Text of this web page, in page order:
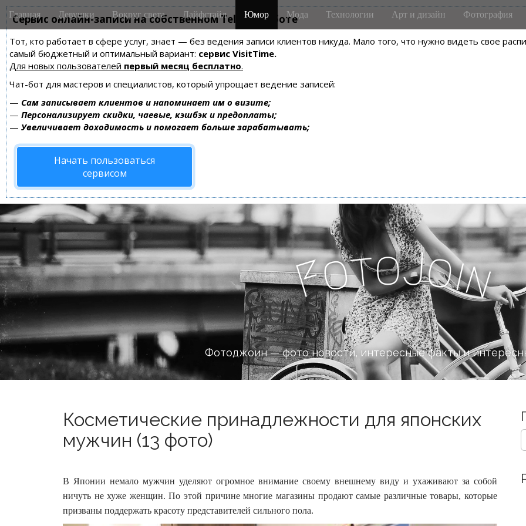
Сервис онлайн-записи на собственном Telegram-боте
Тот, кто работает в сфере услуг, знает — без ведения записи клиентов никуда. Мало того, что нужно видеть свое
самый бюджетный и оптимальный вариант: сервис VisitTime.
Для новых пользователей первый месяц бесплатно.
Чат-бот для мастеров и специалистов, который упрощает ведение записей:
— Сам записывает клиентов и напоминает им о визите;
— Персонализирует скидки, чаевые, кэшбэк и предоплаты;
— Увеличивает доходимость и помогает больше зарабатывать;
Начать пользоваться
сервисом
M
a
n
m
e
n
u
i
Главная Девушки Вокруг света Лайфстайл Юмор Мода Технологии Арт и дизайн Фотография
FotoJoi
n
Фотоджоин — фото новости, интересные факты и
Косметические принадлежности для японских
мужчин (13 фото)
В Японии немало мужчин уделяют огромное внимание своему внешнему виду и ухаживают за собой
ничуть не хуже женщин. По этой причине многие магазины продают самые различные товары, которые
призваны поддержать красоту представителей сильного пола.
S
e
c